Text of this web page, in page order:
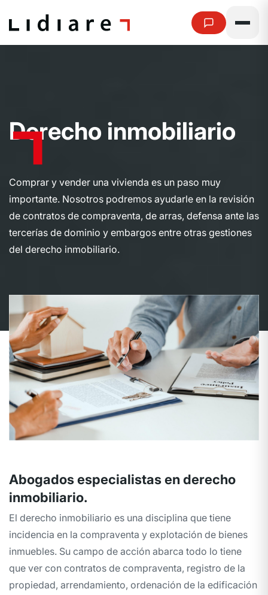
Derecho inmobiliario
Comprar y vender una vivienda es un paso muy
importante. Nosotros podremos ayudarle en la revisión
de contratos de compraventa, de arras, defensa ante las
tercerías de dominio y embargos entre otras gestiones
del derecho inmobiliario.
Abogados especialistas en derecho
inmobiliario.
El derecho inmobiliario es una disciplina que tiene
incidencia en la compraventa y explotación de bienes
inmuebles. Su campo de acción abarca todo lo tiene
que ver con contratos de compraventa, registro de la
propiedad, arrendamiento, ordenación de la edificación